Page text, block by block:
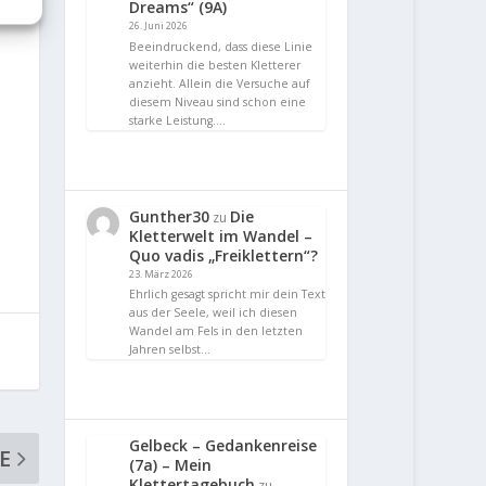
Dreams“ (9A)
26. Juni 2026
Beeindruckend, dass diese Linie
weiterhin die besten Kletterer
anzieht. Allein die Versuche auf
diesem Niveau sind schon eine
starke Leistung.…
Gunther30 zu Die
Kletterwelt im Wandel –
Quo vadis „Freiklettern“?
23. März 2026
Ehrlich gesagt spricht mir dein Text
aus der Seele, weil ich diesen
Wandel am Fels in den letzten
Jahren selbst…
Gelbeck – Gedankenreise
(7a) – Mein